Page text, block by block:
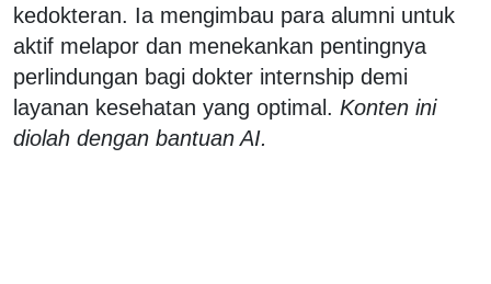
kedokteran. Ia mengimbau para alumni untuk
aktif melapor dan menekankan pentingnya
perlindungan bagi dokter internship demi
layanan kesehatan yang optimal. Konten ini
diolah dengan bantuan AI.